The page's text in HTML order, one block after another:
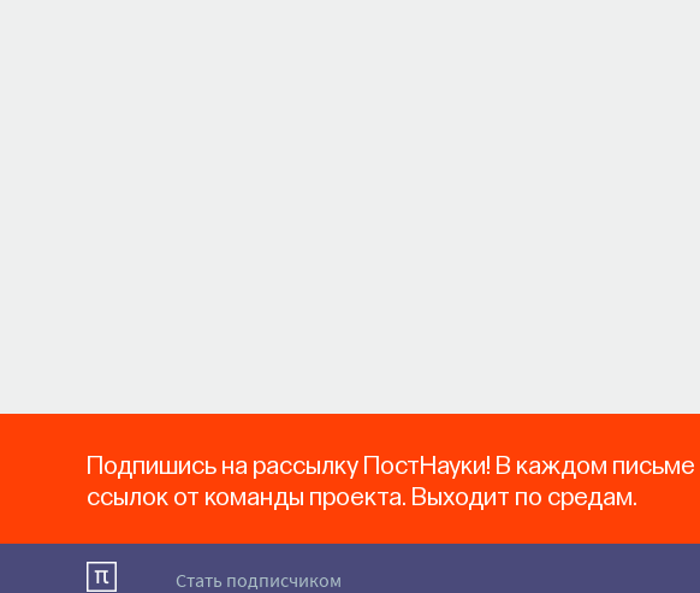
Подпишись на рассылку ПостНауки! В каждом письме
ссылок от команды проекта. Выходит по средам.
Стать подписчиком